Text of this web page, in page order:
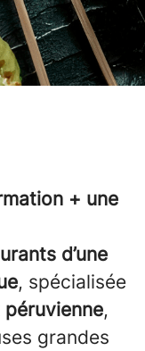
+ une
d’une
, spécialisée
,
grandes